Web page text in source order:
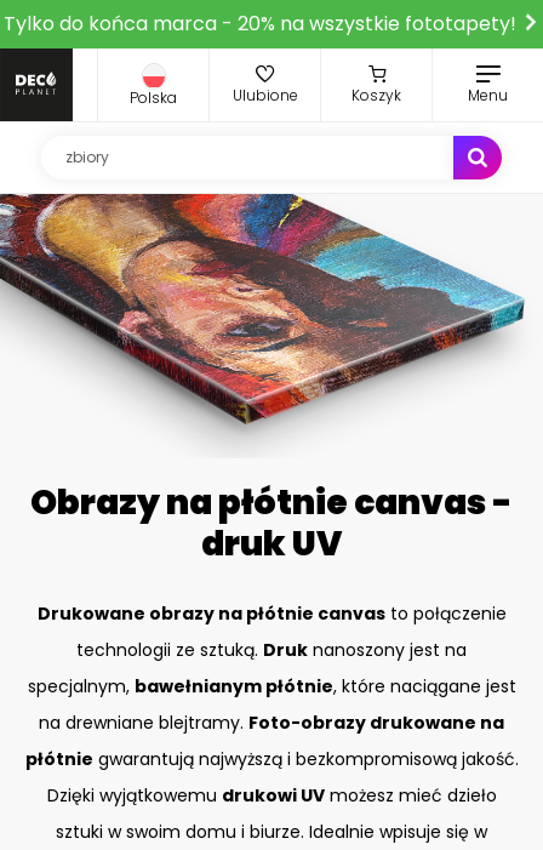
Tylko do końca marca - 20% na wszystkie fototapety!
Polska Ulubione Koszyk Menu
Obrazy na płótnie canvas -
druk UV
Drukowane obrazy na płótnie canvasto połączenie
technologii ze sztuką. Druk nanoszony jest na
specjalnym, bawełnianym płótnie, które naciągane jest
na drewniane blejtramy. Foto-obrazy drukowane na
płótnie gwarantują najwyższą i bezkompromisową jakość.
Dzięki wyjątkowemu drukowi UVmożesz mieć dzieło
sztuki w swoim domu i biurze. Idealnie wpisuje się w